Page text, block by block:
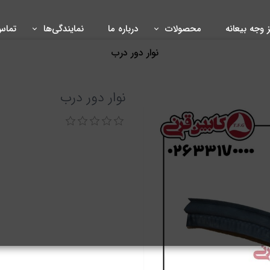
وجه بیعانه محصولات درباره ما نمایندگی‌ها
نوار دور درب
نوار دور درب